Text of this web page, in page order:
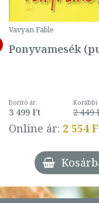
Vavyan Fable
Ponyvamesék
Borító ár:
3 499 Ft
Korábbi
2 449
Online ár: 2 554